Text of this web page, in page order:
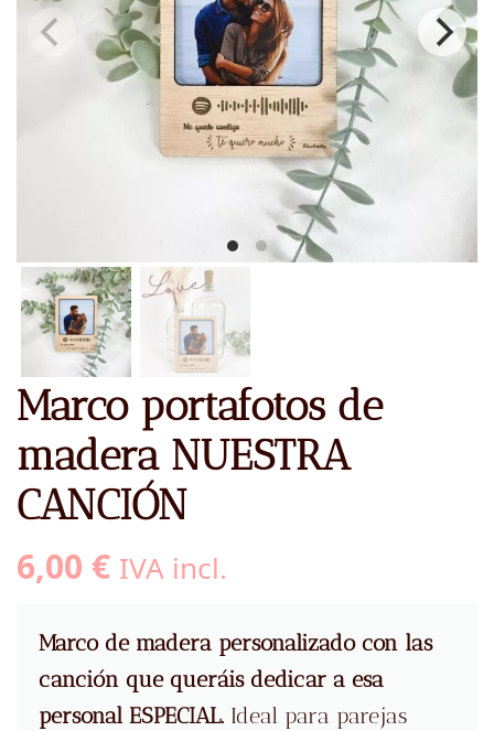
Marco portafotos de
madera NUESTRA
CANCIÓN
6,00 € IVA incl.
Marco de madera personalizado con las
canción que queráis dedicar a esa
personal ESPECIAL. Ideal para parejas